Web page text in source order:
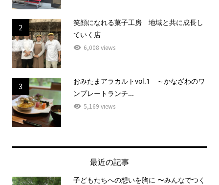
2
笑顔になれる菓子工房 地域と共に成長し
ていく店
6,008 views
3
おみたまアラカルトvol.1 ～かなざわのワ
ンプレートランチ...
5,169 views
最近の記事
子どもたちへの想いを胸に 〜みんなでつく